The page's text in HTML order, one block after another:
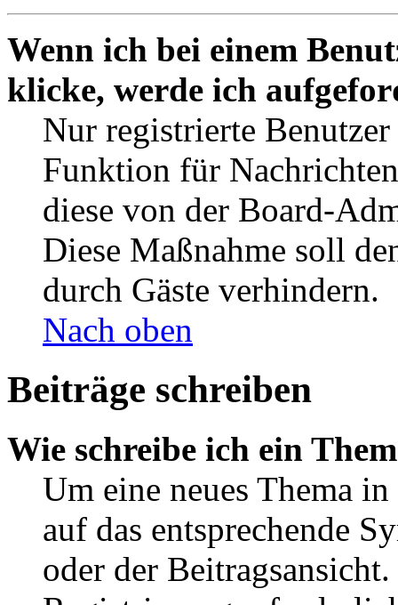
Wenn ich bei einem
klicke, werde ich
Nur registrierte
Funktion für
diese von der Board-
Diese Maßnahme soll
durch Gäste verhindern.
Nach oben
Beiträge schreiben
Wie schreibe ich ein
Um eine neues Thema
auf das entsprechende
oder der